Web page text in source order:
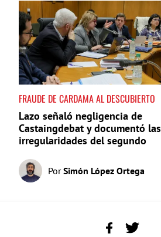
FRAUDE DE CARDAMA AL DESCUBIERTO
Lazo señaló negligencia de
Castaingdebat y documentó las
irregularidades del segundo
PorSimón López Ortega